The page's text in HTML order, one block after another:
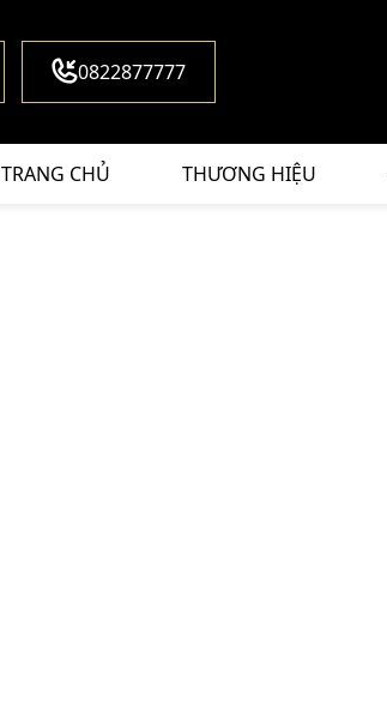
0822877777
TRANG CHỦ THƯƠNG HIỆU